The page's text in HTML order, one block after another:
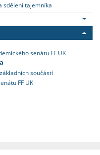
sdělení tajemníka
senátu FF UK
součástí
FF UK